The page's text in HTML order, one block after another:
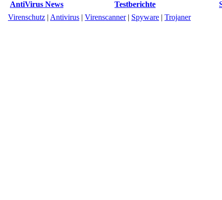
AntiVirus News Testberichte
Virenschutz | Antivirus | Virenscanner| Spyware | Trojaner